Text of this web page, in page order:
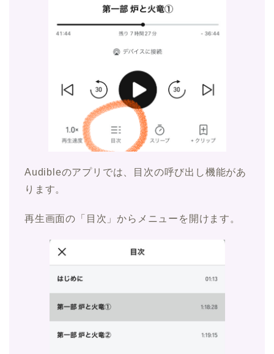
Audibleのアプリでは、目次の呼び出し機能があ
ります。
再生画面の「目次」からメニューを開けます。